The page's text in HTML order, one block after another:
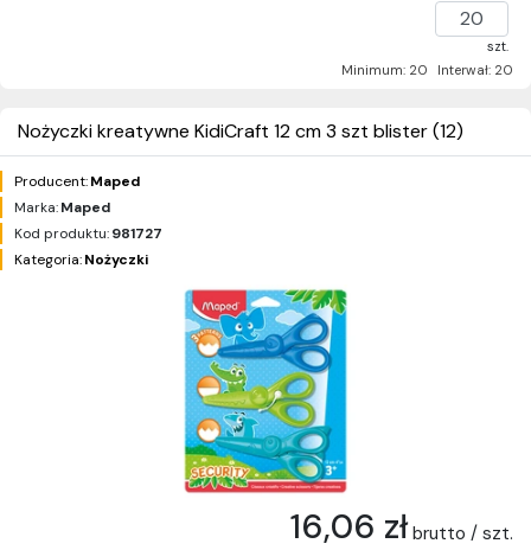
szt.
Minimum: 20
Interwał: 20
Nożyczki kreatywne KidiCraft 12 cm 3 szt blister (12)
Producent:Maped
Marka:Maped
Kod produktu:981727
Kategoria:Nożyczki
16,06 zł brutto / szt.